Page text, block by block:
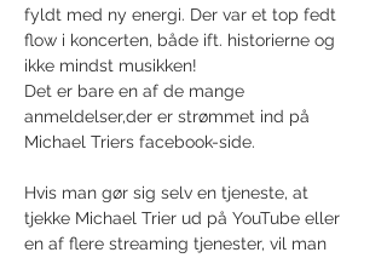
fyldt med ny energi. Der var et top fedt
flow i koncerten, både ift. historierne og
ikke mindst musikken!
Det er bare en af de mange
anmeldelser,der er strømmet ind på
Michael Triers facebook-side.
Hvis man gør sig selv en tjeneste, at
tjekke Michael Trier ud på YouTube eller
en af flere streaming tjenester, vil man